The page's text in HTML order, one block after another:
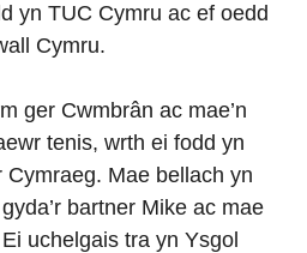
yn TUC Cymru ac ef oedd
Cymru.
ger Cwmbrân ac mae’n
tenis, wrth ei fodd yn
Mae bellach yn
bartner Mike ac mae
uchelgais tra yn Ysgol